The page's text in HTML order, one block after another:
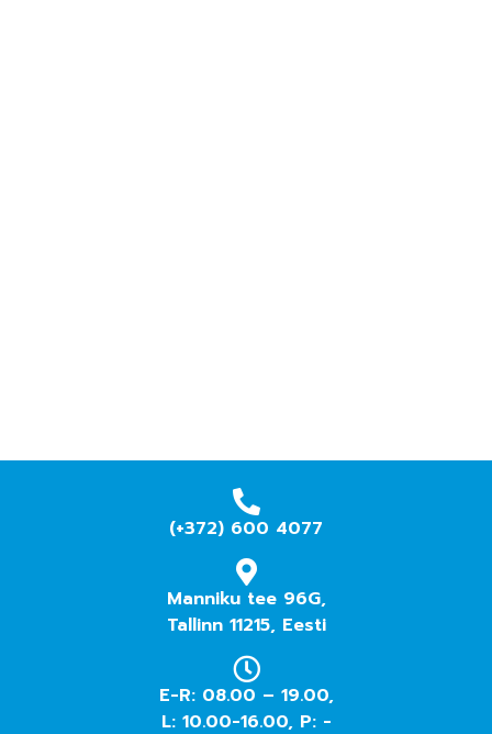
(+372) 600 4077
Manniku tee 96G,
Tallinn 11215, Eesti
E-R: 08.00 – 19.00,
L: 10.00-16.00, P: -